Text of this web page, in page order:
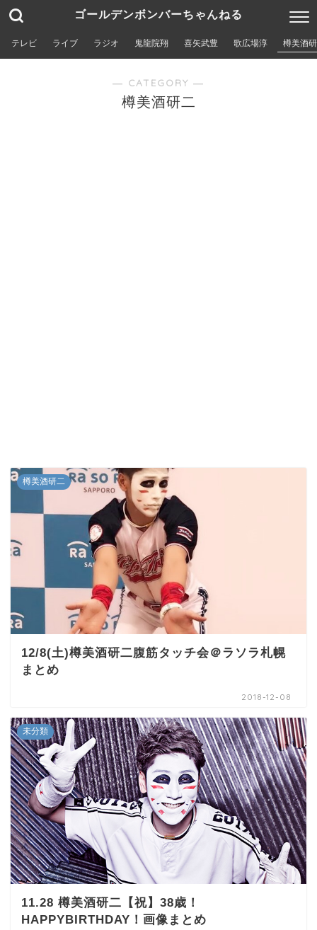
ゴールデンボンバーちゃんねる
テレビ ライブ ラジオ 鬼龍院翔 喜矢武豊 歌広場淳 樽美酒
― CATEGORY ―
樽美酒研二
樽美酒研二
12/8(土)樽美酒研二腹筋タッチ会＠ラソラ札幌
まとめ
2018-12-08
未分類
11.28 樽美酒研二【祝】38歳！
HAPPYBIRTHDAY！画像まとめ